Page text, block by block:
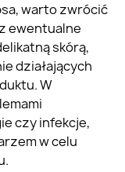
warto zwrócić
ewentualne
skórą,
działających
W
czy infekcje,
w celu